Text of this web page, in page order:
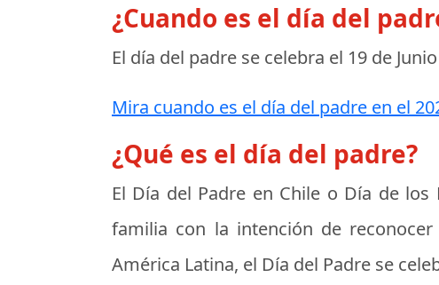
¿Cuando es el día del
El día del padre se celebra el 19 de
Mira cuando es el día del padre en el
¿Qué es el día del padre?
El Día del Padre en Chile o Día de los
familia con la intención de
América Latina, el Día del Padre se